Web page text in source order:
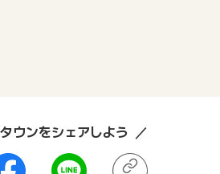
ウンをシェアしよう